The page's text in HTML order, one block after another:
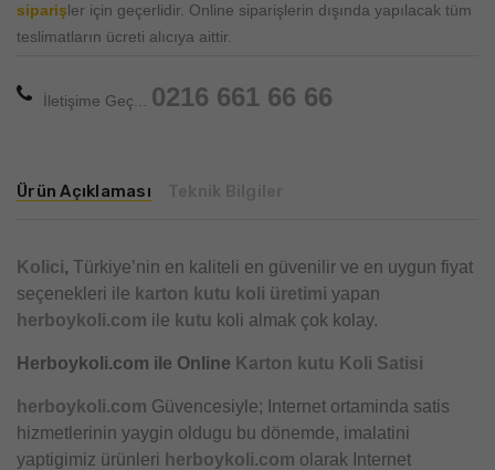
siparişler için geçerlidir. Online siparişlerin dışında yapılacak tüm
teslimatların ücreti alıcıya aittir.
İletişime Geç... 0216 661 66 66
Ürün Açıklaması
Kolici, Türkiye’nin en kaliteli en güvenilir ve en uygun fiyat
seçenekleri ile karton kutu koli üretimi yapan
herboykoli.com ile kutu koli almak çok kolay.
Herboykoli.com ile Online Karton kutu Koli Satisi
herboykoli.com Güvencesiyle; Internet ortaminda satis
hizmetlerinin yaygin oldugu bu dönemde, imalatini
yaptigimiz ürünleri herboykoli.com olarak Internet